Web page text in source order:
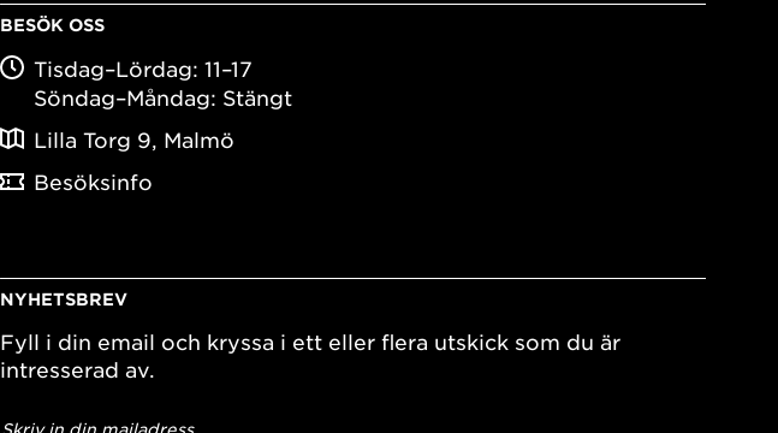
BESÖK OSS
Tisdag–Lördag: 11–17
Söndag–Måndag: Stängt
Lilla Torg 9, Malmö
Besöksinfo
NYHETSBREV
Fyll i din email och kryssa i ett eller flera utskick som du är
intresserad av.